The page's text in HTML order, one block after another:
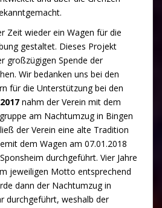
Zeit wieder ein Wagen für die
gestaltet. Dieses Projekt
großzügigen Spende der
Wir bedanken uns bei den
für die Unterstützung bei den
2017 nahm der Verein mit dem
am Nachtumzug in Bingen
ließ der Verein eine alte Tradition
dem Wagen am 07.01.2018
durchgeführt. Vier Jahre
jeweiligen Motto entsprechend
dann der Nachtumzug in
durchgeführt, weshalb der